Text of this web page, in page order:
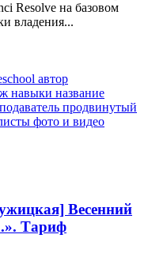
Resolve на базовом
владения...
автор
навыки название
продвинутый
фото и видео
Весенний
Тариф